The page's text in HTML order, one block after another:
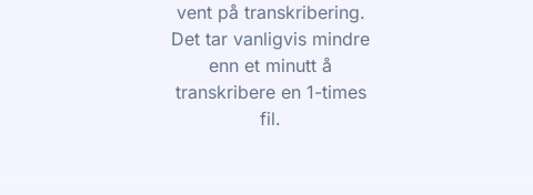
vent på transkribering.
Det tar vanligvis mindre
enn et minutt å
transkribere en 1-times
fil.